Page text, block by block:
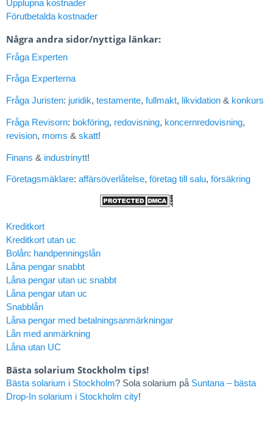
Upplupna kostnader
Förutbetalda kostnader
Några andra sidor/nyttiga länkar:
Fråga Experten
Fråga Experterna
Fråga Juristen: juridik, testamente, fullmakt, likvidation & konkurs
Fråga Revisorn: bokföring, redovisning, koncernredovisning,
revision, moms & skatt!
Finans & industrinytt!
Företagsmäklare: affärsöverlåtelse, företag till salu, försäkring
Kreditkort
Kreditkort utan uc
Bolån: handpenningslån
Låna pengar snabbt
Låna pengar utan uc snabbt
Låna pengar utan uc
Snabblån
Låna pengar med betalningsanmärkningar
Lån med anmärkning
Låna utan UC
Bästa solarium Stockholm tips!
Bästa solarium i Stockholm? Sola solarium på Suntana – bästa
Drop-In solarium i Stockholm city!